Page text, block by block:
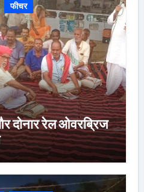
फीचर
दोनार रेल ओवरब्रिज